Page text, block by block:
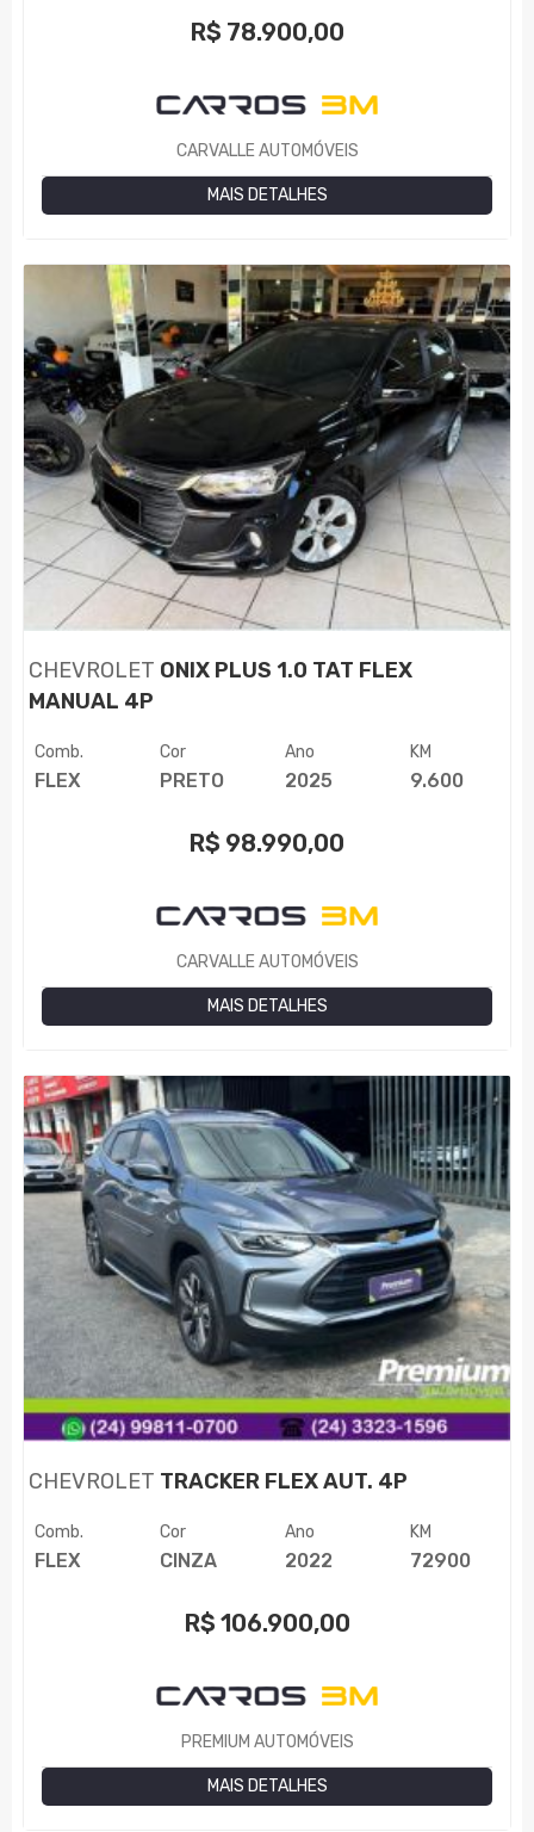
R$ 78.900,00
CARVALLE AUTOMÓVEIS
MAIS DETALHES
CHEVROLET ONIX PLUS 1.0 TAT FLEX
MANUAL 4P
Comb.
FLEX
Cor
PRETO
Ano
2025
KM
9.600
R$ 98.990,00
CARVALLE AUTOMÓVEIS
MAIS DETALHES
CHEVROLET TRACKER FLEX AUT. 4P
Comb.
FLEX
Cor
CINZA
Ano
2022
KM
72900
R$ 106.900,00
PREMIUM AUTOMÓVEIS
MAIS DETALHES